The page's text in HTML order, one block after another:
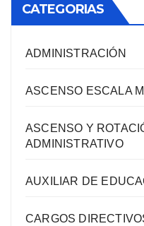
CATEGORIAS
ADMINISTRACIÓN
ASCENSO ESCALA
ASCENSO Y
ADMINISTRATIVO
AUXILIAR DE
CARGOS